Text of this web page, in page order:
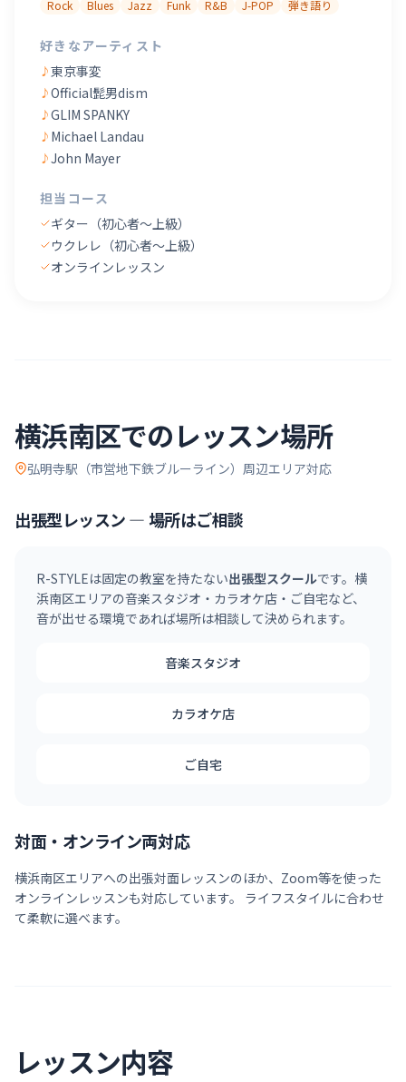
Rock Blues Jazz Funk R&B J-POP 弾き語り
好きなアーティスト
♪東京事変
♪Official髭男dism
♪GLIM SPANKY
♪ Michael Landau
♪John Mayer
担当コース
ギター（初心者〜上級）
ウクレレ（初心者〜上級）
オンラインレッスン
横浜南区でのレッスン場所
弘明寺駅（市営地下鉄ブルーライン） 周辺エリア対応
出張型レッスン — 場所はご相談
R-STYLEは固定の教室を持たない出張型スクールです。 横
浜南区エリアの音楽スタジオ・カラオケ店・ご自宅など、
音が出せる環境であれば場所は相談して決められます。
音楽スタジオ
カラオケ店
ご自宅
対面・オンライン両対応
横浜南区エリアへの出張対面レッスンのほか、Zoom等を使った
オンラインレッスンも対応しています。 ライフスタイルに合わせ
て柔軟に選べます。
レッスン内容